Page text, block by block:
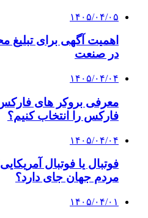
۱۴۰۵/۰۴/۰۵
اهمیت آگهی برای
در صنعت
۱۴۰۵/۰۴/۰۴
معرفی بروکر های
فارکس را انتخاب کنیم؟
۱۴۰۵/۰۴/۰۴
فوتبال یا فوتبال
مردم جهان جای دارد؟
۱۴۰۵/۰۴/۰۱